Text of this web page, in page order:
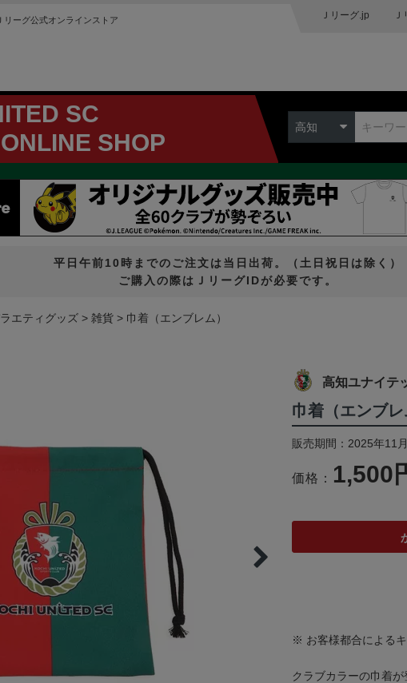
リーグ公式オンラインストア Ｊリーグ.jp
SC
SHOP
高知
平日午前10時までのご注文は当日出荷。（土日祝日は除く）
ご購入の際はＪリーグIDが必要です。
エティグッズ 雑貨 巾着（エンブレム）
高知ユナイテ
巾着（エンブ
販売期間：2025年11
価格： 1,500
※ お客様都合による
クラブカラーの巾着